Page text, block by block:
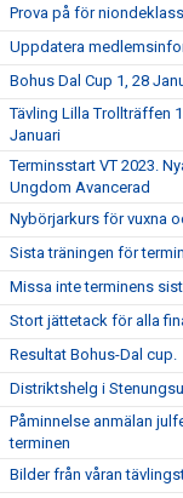
Prova på för
Uppdatera
Bohus Dal Cup 1, 28
Tävling Lilla Trollträffen
Januari
Terminsstart VT 2023.
Ungdom Avancerad
Nybörjarkurs för vuxna
Sista träningen för
Missa inte terminens
Stort jättetack för alla
Resultat Bohus-Dal cup.
Distriktshelg i
Påminnelse anmälan
terminen
Bilder från våran